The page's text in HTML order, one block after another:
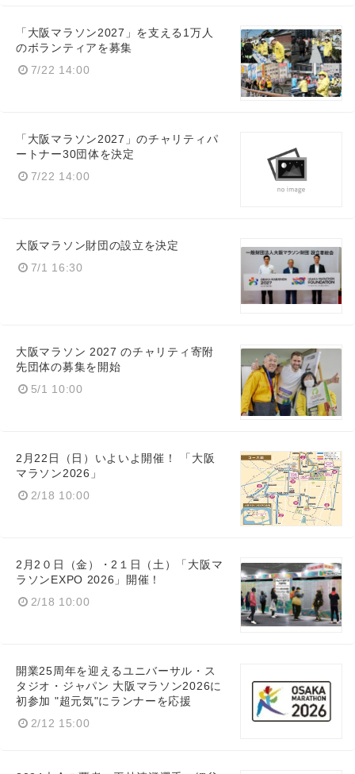
「大阪マラソン2027」を支える1万人
のボランティアを募集
7/22 14:00
「大阪マラソン2027」のチャリティパ
ートナー30団体を決定
7/22 14:00
大阪マラソン財団の設立を決定
7/1 16:30
大阪マラソン 2027 のチャリティ寄附
先団体の募集を開始
5/1 10:00
2月22日（日）いよいよ開催！ 「大阪
マラソン2026」
2/18 10:00
2月2０日（金）・2１日（土）「大阪マ
ラソンEXPO 2026」開催！
2/18 10:00
開業25周年を迎えるユニバーサル・ス
タジオ・ジャパン 大阪マラソン2026に
初参加 "超元気"にランナーを応援
2/12 15:00